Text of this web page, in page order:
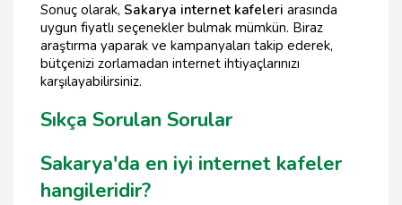
Sonuç olarak, Sakarya internet kafeleri arasında
uygun fiyatlı seçenekler bulmak mümkün. Biraz
araştırma yaparak ve kampanyaları takip ederek,
bütçenizi zorlamadan internet ihtiyaçlarınızı
karşılayabilirsiniz.
Sıkça Sorulan Sorular
Sakarya'da en iyi internet kafeler
hangileridir?